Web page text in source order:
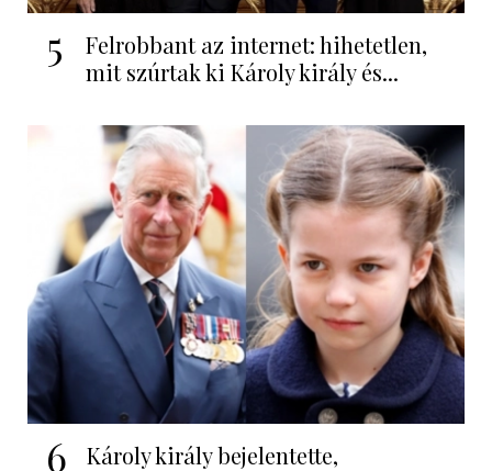
5
Felrobbant az internet: hihetetlen,
mit szúrtak ki Károly király és...
6
Károly király bejelentette,